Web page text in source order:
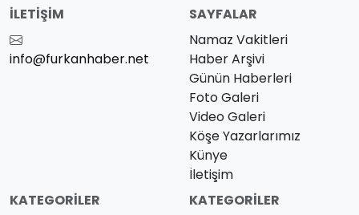
İLETIŞIM
info@furkanhaber.net
SAYFALAR
Namaz Vakitleri
Haber Arşivi
Günün Haberleri
Foto Galeri
Video Galeri
Köşe Yazarlarımız
Künye
İletişim
KATEGORILER
KATEGORILER